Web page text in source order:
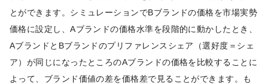
とができます。シミュレーションでBブランドの価格を市場実勢
価格に設定し、Aブランドの価格水準を段階的に動かしたとき、
AブランドとBブランドのプリファレンスシェア（選好度＝シェ
ア）が同じになったところのAブランドの価格を比較することに
よって、ブランド価値の差を価格差で見ることができます。も